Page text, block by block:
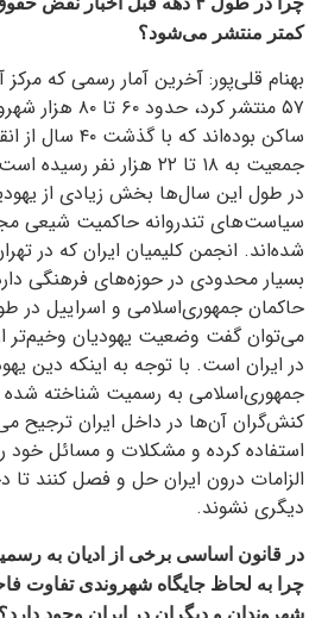
کمتر منتشر می‌شود؟
بهنام قلی‌پور: آخرین آمار رسمی که مرکز
۵۷ منتشر کرد، حدود
ساکن بوده‌اند که با
جمعیت به ۱۸ تا ۲۲ هزار
در طول این سال‌ها بخش زیادی از
سیاست‌های تندروانه‌ حاکمیت شیعی
شده‌اند. انجمن کلیمیان ایران که در
بسیار محدودی در حوزه‌های فرهنگی
حاکمان جمهوری‌اسلامی و اسراییل در
می‌توان گفت وضعیت یهودیان وخیم‌تر
در ایران است. با توجه به اینکه دین
جمهوری‌اسلامی به رسمیت شناخته شده
کنش‌گران آن‌ها در داخل ایران ترجیح
استفاده کرده و مشکلات و مسائل خود
الزامات درون ایران حل و فصل کنند
دیگری نشوند.
در قانون اساسی برخی از ادیان به
چرا به لحاظ جایگاه شهروندی تفاوت
شهروندان و دیگران در ایران وجود دارد؟